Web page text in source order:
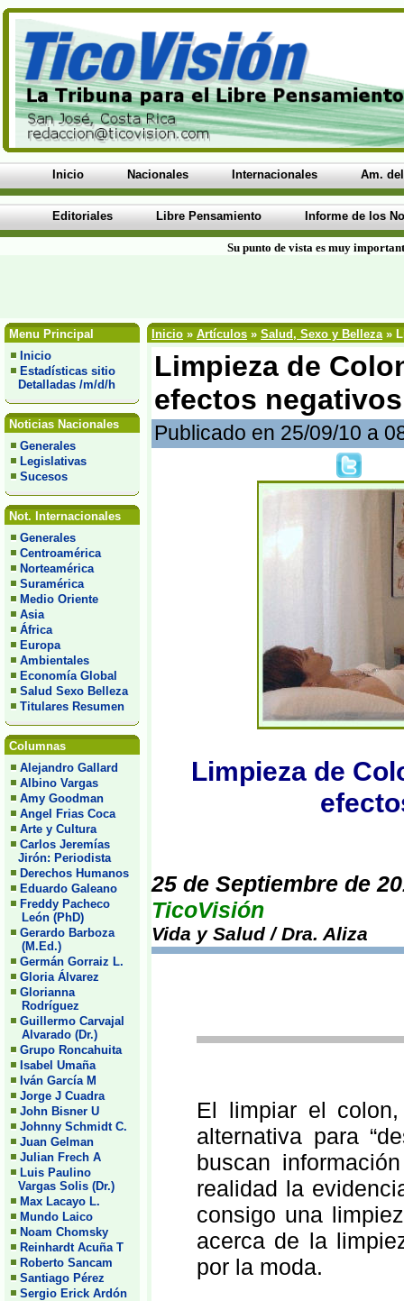
Inicio Nacionales Internacionales Am.
Editoriales Libre Pensamiento Informe de los
Su punto de vista es muy
Menu Principal
Inicio
Estadísticas sitio
Detalladas /m/d/h
Noticias Nacionales
Generales
Legislativas
Sucesos
Not. Internacionales
Generales
Centroamérica
Norteamérica
Suramérica
Medio Oriente
Asia
África
Europa
Ambientales
Economía Global
Salud Sexo Belleza
Titulares Resumen
Columnas
Alejandro Gallard
Albino Vargas
Amy Goodman
Angel Frias Coca
Arte y Cultura
Carlos Jeremías
Jirón: Periodista
Derechos Humanos
Eduardo Galeano
Freddy Pacheco
León (PhD)
Gerardo Barboza
(M.Ed.)
Germán Gorraiz L.
Gloria Álvarez
Glorianna
Rodríguez
Guillermo Carvajal
Alvarado (Dr.)
Grupo Roncahuita
Isabel Umaña
Iván García M
Jorge J Cuadra
John Bisner U
Johnny Schmidt C.
Juan Gelman
Julian Frech A
Luis Paulino
Vargas Solis (Dr.)
Max Lacayo L.
Mundo Laico
Noam Chomsky
Reinhardt Acuña T
Roberto Sancam
Santiago Pérez
Sergio Erick Ardón
Inicio » Artículos » Salud, Sexo y Belleza»
Limpieza de
efectos
Publicado en 25/09/10 a
Limpieza de
25 de Septiembre de
TicoVisión
Vida y Salud / Dra. Aliza
El limpiar el
alternativa para
buscan
realidad la
consigo una
acerca de la
por la moda.